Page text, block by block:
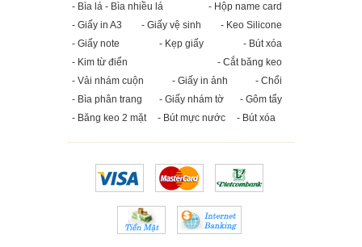
- Bìa lá - Bìa nhiều lá
- Hộp name card
- Giấy in A3
- Giấy vệ sinh
- Keo Silicone
- Giấy note
- Kẹp giấy
- Bút xóa
- Kim từ điển
- Cắt băng keo
- Vải nhám cuộn
- Giấy in ảnh
- Chổi
- Bìa phân trang
- Giấy nhám tờ
- Gôm tẩy
- Băng keo 2 mặt
- Bút mực nước - Bút xóa